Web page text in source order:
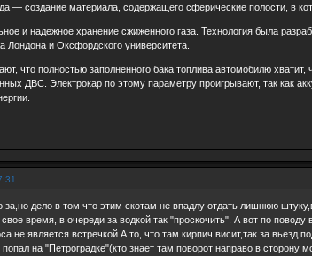
— создание материала, содержащего сферические полости, в
и надежное хранение сжиженного газа. Технология была
Лондона и Оксфордского университета.
что полностью заполненного бака топлива автомобилю
ДВС. Электрокар по этому параметру проигрывают, так как
за,но дело в том что этим скотам не впадлу отдать лишнюю
время, в очереди за водкой так "проскочить". А вот по
не является встречкой.А то, что там кирпич висит,так за
на "Петроградке"(кто знает там поворот направо в